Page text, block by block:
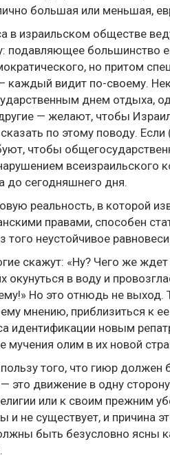
большая или меньшая,
в израильском обществе
подавляющее большинство
но притом
каждый видит по-своему.
днем отдыха,
— желают, чтобы
по этому поводу.
чтобы
всеизраильского
до сегодняшнего дня.
реальность, в которой
правами, способен
того неустойчивое
скажут: «Ну? Чего же
окунуться в воду и
Но это отнюдь не выход.
мнению, приблизиться к
идентификации новым
олим в их новой
того, что гиюр
это движение в одну
или к своим прежним
и не существует, и причина
быть безусловно ясны